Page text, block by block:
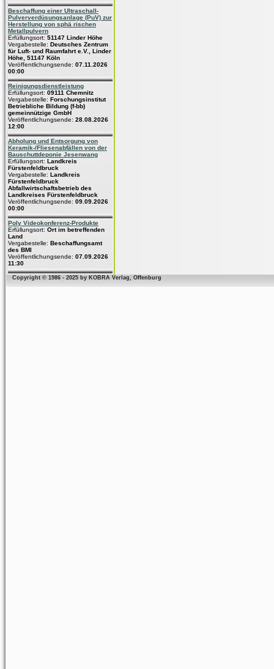
Beschaffung einer Ultraschall-
Pulververdüsungsanlage (PuV) zur
Herstellung von sphä rischen
Metallpulvern
Erfüllungsort: 51147 Linder Höhe
Vergabestelle: Deutsches Zentrum
für Luft- und Raumfahrt e.V., Linder
Höhe, 51147 Köln
Veröffentlichungsende: 07.11.2026
00:00
Reinigungsdienstleistung
Erfüllungsort: 09111 Chemnitz
Vergabestelle: Forschungsinstitut
Betriebliche Bildung (f-bb)
gemeinnützige GmbH
Veröffentlichungsende: 28.08.2026
12:00
Abholung und Entsorgung von
Keramik-/Fliesenabfällen von der
Bauschuttdeponie Jesenwang
Erfüllungsort: Landkreis
Fürstenfeldbruck
Vergabestelle: Landkreis
Fürstenfeldbruck
Abfallwirtschaftsbetrieb des
Landkreises Fürstenfeldbruck
Veröffentlichungsende: 09.09.2026
00:00
Poly Videokonferenz-Produkte
Erfüllungsort: Ort im betreffenden
Land
Vergabestelle: Beschaffungsamt
des BMI
Veröffentlichungsende: 07.09.2026
11:30
Copyright © 1986 - 2025 by KOBRA Verlag, Offenburg